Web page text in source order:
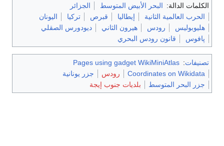
الكلمات الدالة: البحر الأبيض المتوسط
الجزائر
الحرب العالمية الثانية
إيطاليا قبرص تركيا
اليونان
هليوبوليس
رودس هيرون الثاني
ديودورس الصقلي
پافوس
قانون رودس البحري
تصنيفات:
Pages using gadget WikiMiniAtlas
Coordinates on Wikidata
رودس
جزر يونانية
جزر البحر المتوسط
بلديات جنوب إيجة